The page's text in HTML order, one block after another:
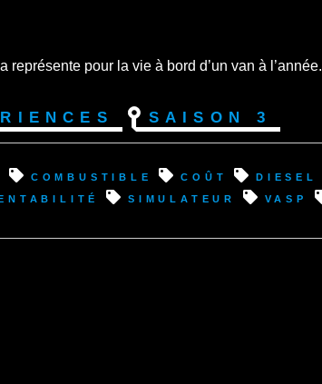
Saison 3
représente pour la vie à bord d’un van à l’année.
combustible coût diesel
simulateur vasp